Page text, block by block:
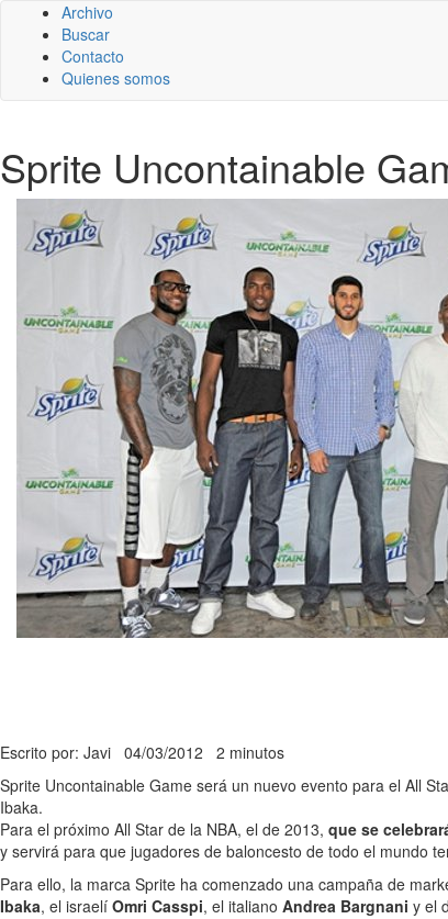
Archivo
Buscar
Contacto
Quienes somos
Sprite Uncontainable
Escrito por: Javi 04/03/2012 2 minutos
Sprite Uncontainable Game será un nuevo evento para el All
Ibaka.
Para el próximo All Star de la NBA, el de 2013, que se
y servirá para que jugadores de baloncesto de todo el mundo
Para ello, la marca Sprite ha comenzado una campaña de
Ibaka, el israelí Omri Casspi, el italiano Andrea Bargnani y el